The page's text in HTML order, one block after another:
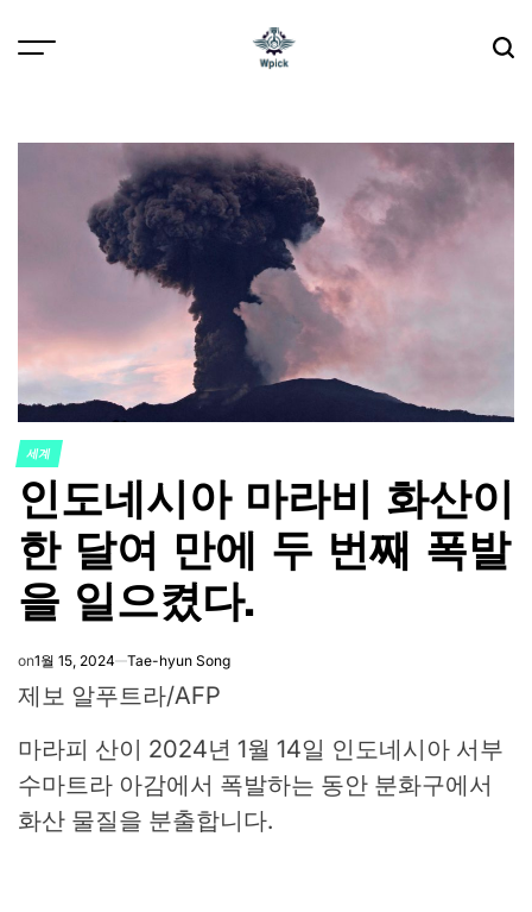
POSTED
IN
세계
인도네시아 마라비 화산이
한 달여 만에 두 번째 폭발
을 일으켰다.
on1월 15, 2024 Tae-hyun Song
제보 알푸트라/AFP
마라피 산이 2024년 1월 14일 인도네시아 서부
수마트라 아감에서 폭발하는 동안 분화구에서
화산 물질을 분출합니다.